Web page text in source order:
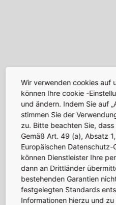
Wir verwenden cookies auf
können Ihre cookie -
und ändern. Indem Sie auf
stimmen Sie der
zu. Bitte beachten Sie,
Gemäß Art. 49 (a), Absatz
Europäischen Datenschutz-
können Dienstleister Ihre
dann an Drittländer
bestehenden Garantien
festgelegten Standards
Informationen hierzu und